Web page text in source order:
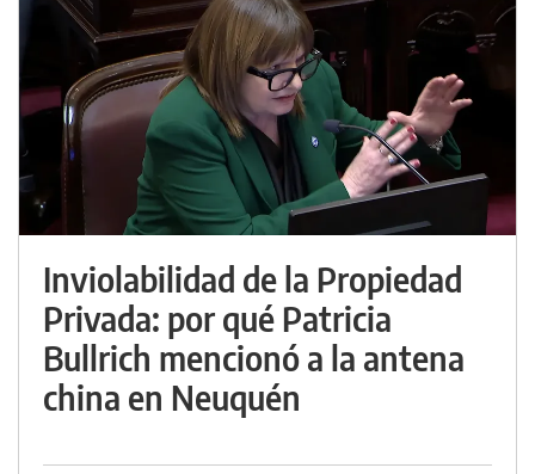
Inviolabilidad de la Propiedad
Privada: por qué Patricia
Bullrich mencionó a la antena
china en Neuquén